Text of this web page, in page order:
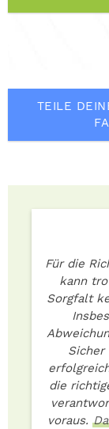
TEILE
Für die
kann
Sorgfalt
Sicher
die
voraus.